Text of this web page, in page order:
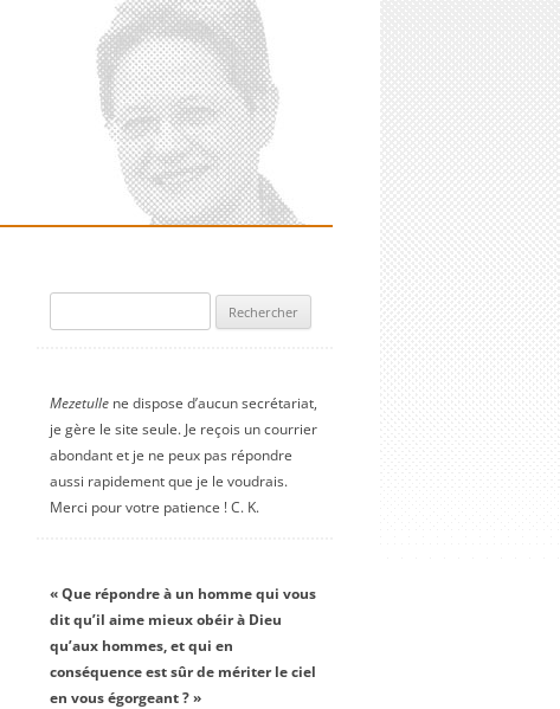
Mezetullene dispose d’aucun secrétariat,
je gère le site seule. Je reçois un courrier
abondant et je ne peux pas répondre
aussi rapidement que je le voudrais.
Merci pour votre patience ! C. K.
« Que répondre à un homme qui vous
dit qu’il aime mieux obéir à Dieu
qu’aux hommes, et qui en
conséquence est sûr de mériter le ciel
en vous égorgeant ? »